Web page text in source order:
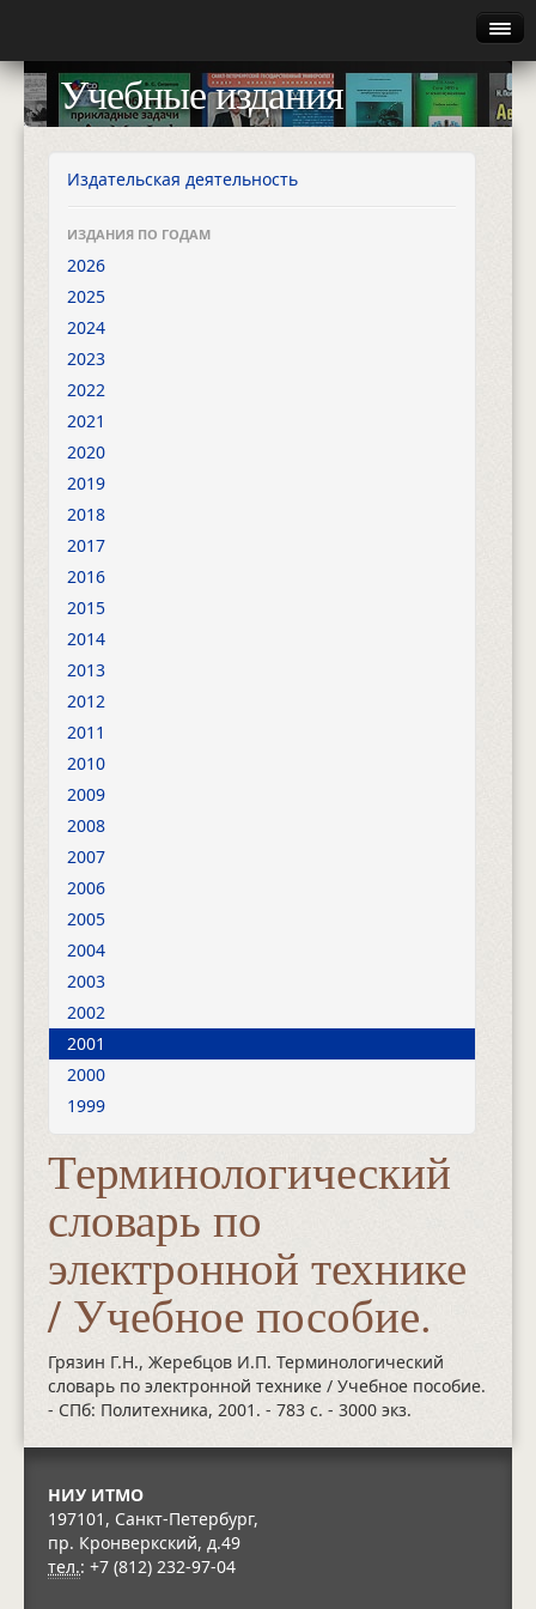
Главная
Руководство
Газета
Учебные издания
Издательская деятельность
ИЗДАНИЯ ПО ГОДАМ
2026
2025
2024
2023
2022
2021
2020
2019
2018
2017
2016
2015
2014
2013
2012
2011
2010
2009
2008
2007
2006
2005
2004
2003
2002
2001
2000
1999
Терминологический
словарь по
электронной технике
/ Учебное пособие.
Грязин Г.Н., Жеребцов И.П. Терминологический
словарь по электронной технике / Учебное пособие.
- СПб: Политехника, 2001. - 783 с. - 3000 экз.
НИУ ИТМО
197101, Санкт-Петербург,
пр. Кронверкский, д.49
тел.: +7 (812) 232-97-04